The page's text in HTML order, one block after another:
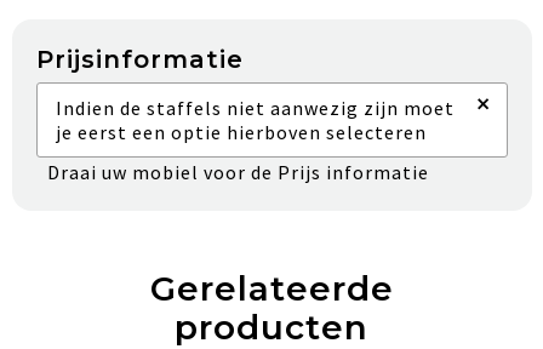
Prijsinformatie
Indien de staffels niet aanwezig zijn moet
je eerst een optie hierboven selecteren
×
Draai uw mobiel voor de Prijs informatie
Gerelateerde
producten